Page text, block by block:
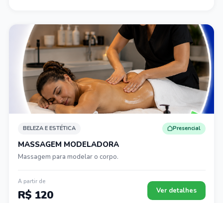
BELEZA E ESTÉTICA Presencial
MASSAGEM MODELADORA
Massagem para modelar o corpo.
A partir de
R$ 120 Ver detalhes